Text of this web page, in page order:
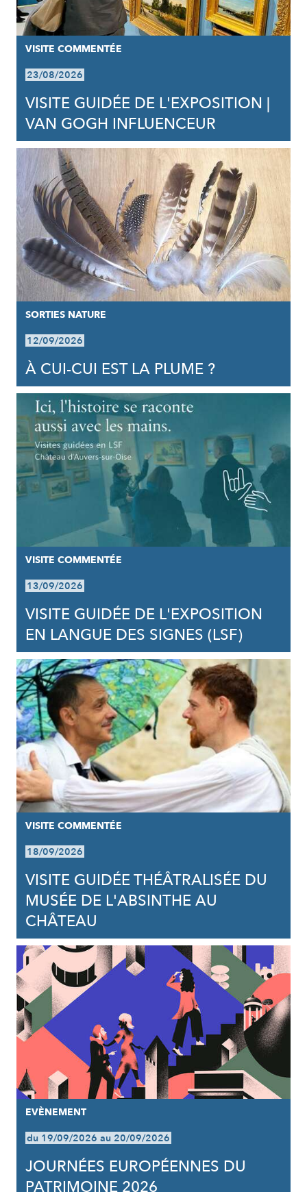
VISITE COMMENTÉE
23/08/2026
VISITE GUIDÉE DE L'EXPOSITION |
VAN GOGH INFLUENCEUR
SORTIES NATURE
12/09/2026
À CUI-CUI EST LA PLUME ?
VISITE COMMENTÉE
13/09/2026
VISITE GUIDÉE DE L'EXPOSITION
EN LANGUE DES SIGNES (LSF)
VISITE COMMENTÉE
18/09/2026
VISITE GUIDÉE THÉÂTRALISÉE DU
MUSÉE DE L'ABSINTHE AU
CHÂTEAU
EVÈNEMENT
du 19/09/2026 au 20/09/2026
JOURNÉES EUROPÉENNES DU
PATRIMOINE 2026